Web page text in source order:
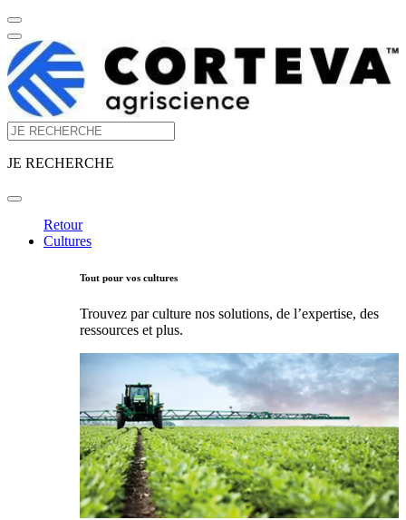
JE RECHERCHE
Retour
Cultures
Tout pour vos cultures
Trouvez par culture nos solutions, de l’expertise, des
ressources et plus.